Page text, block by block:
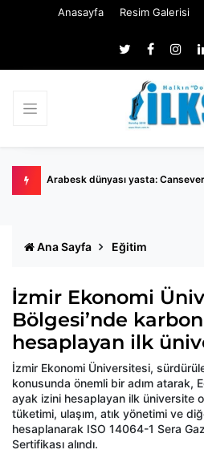
Anasayfa Resim Galerisi
Menderes Belediye Başkanı İlkay
Ana Sayfa Eğitim
İzmir Ekonomi
Bölgesi’nde
hesaplayan ilk
İzmir Ekonomi Üniversitesi,
konusunda önemli bir adım atarak,
ayak izini hesaplayan ilk üniversite
tüketimi, ulaşım, atık yönetimi ve
hesaplanarak ISO 14064-1 Sera
Sertifikası alındı.